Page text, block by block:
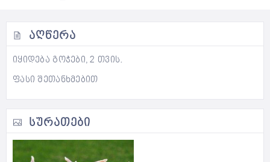
ᲐᲦᲬᲔᲠᲐ
იყიდება გოჭები, 2 თვის.
ფასი შეთანხმებით
ᲡᲣᲠᲐᲗᲔᲑᲘ